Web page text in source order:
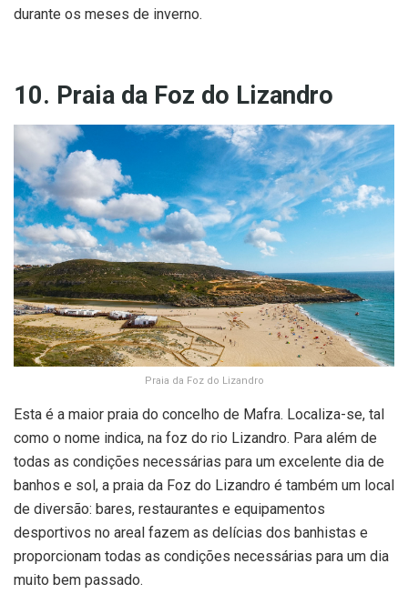
durante os meses de inverno.
10. Praia da Foz do Lizandro
Praia da Foz do Lizandro
Esta é a maior praia do concelho de Mafra. Localiza-se, tal
como o nome indica, na foz do rio Lizandro. Para além de
todas as condições necessárias para um excelente dia de
banhos e sol, a praia da Foz do Lizandro é também um local
de diversão: bares, restaurantes e equipamentos
desportivos no areal fazem as delícias dos banhistas e
proporcionam todas as condições necessárias para um dia
muito bem passado.